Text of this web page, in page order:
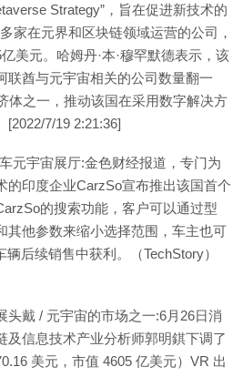
Strategy”，旨在促进新技术的
家在元界和区块链领域运营的公司，
美元。哈姆丹·本·穆罕默德表示，该
联酋与元宇宙相关的公司数量翻一
体之一，推动该国在采用数字解决方
7/19 2:21:36]
元宇宙展厅:金色财经报道，专门为
的印度企业CarzSo宣布推出该国首个
的搜索功能，客户可以通过型
其他参数来缩小选择范围，车主也可
后续销售中获利。（TechStory）
头戴 / 元宇宙的市场之一:6月26日消
及信息技术产业分析师郭明錤下调了
美元，市值 4605 亿美元）VR 出